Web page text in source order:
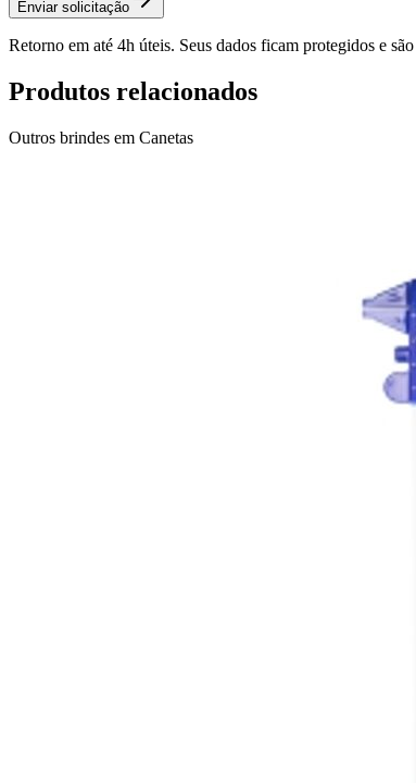
Enviar solicitação
Retorno em até 4h úteis. Seus dados ficam protegidos e
Produtos relacionados
Outros brindes em Canetas